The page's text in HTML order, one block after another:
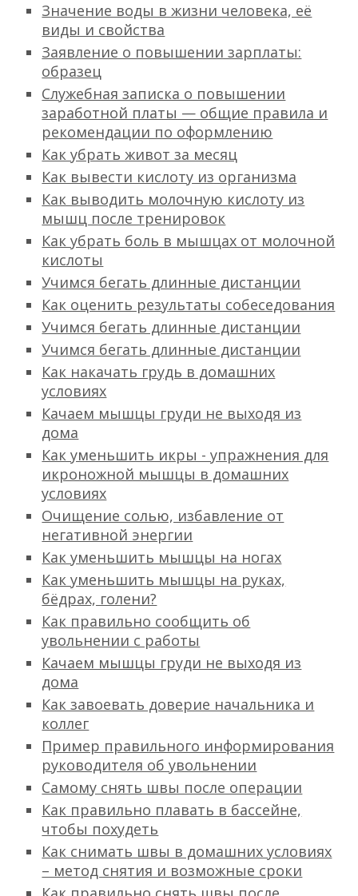
Значение воды в жизни человека, её
виды и свойства
Заявление о повышении зарплаты:
образец
Служебная записка о повышении
заработной платы — общие правила и
рекомендации по оформлению
Как убрать живот за месяц
Как вывести кислоту из организма
Как выводить молочную кислоту из
мышц после тренировок
Как убрать боль в мышцах от молочной
кислоты
Учимся бегать длинные дистанции
Как оценить результаты собеседования
Учимся бегать длинные дистанции
Учимся бегать длинные дистанции
Как накачать грудь в домашних
условиях
Качаем мышцы груди не выходя из
дома
Как уменьшить икры - упражнения для
икроножной мышцы в домашних
условиях
Очищение солью, избавление от
негативной энергии
Как уменьшить мышцы на ногах
Как уменьшить мышцы на руках,
бёдрах, голени?
Как правильно сообщить об
увольнении с работы
Качаем мышцы груди не выходя из
дома
Как завоевать доверие начальника и
коллег
Пример правильного информирования
руководителя об увольнении
Самому снять швы после операции
Как правильно плавать в бассейне,
чтобы похудеть
Как снимать швы в домашних условиях
– метод снятия и возможные сроки